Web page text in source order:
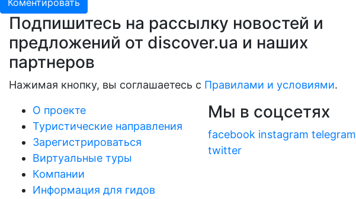
Коментировать
Подпишитесь на рассылку новостей и
предложений от discover.ua и наших
партнеров
Нажимая кнопку, вы соглашаетесь с Правилами и условиями.
О проекте
Туристические направления
Зарегистрироваться
Виртуальные туры
Компании
Информация для гидов
Мы в соцсетях
facebook instagram telegram
twitter